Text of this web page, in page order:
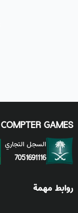
COMPTER GAMES
السجل التجاري
7051691116
روابط مهمة